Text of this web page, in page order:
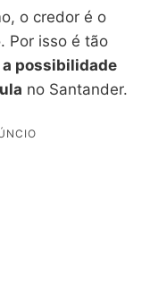
o credor é o
Por isso é tão
possibilidade
no Santander.